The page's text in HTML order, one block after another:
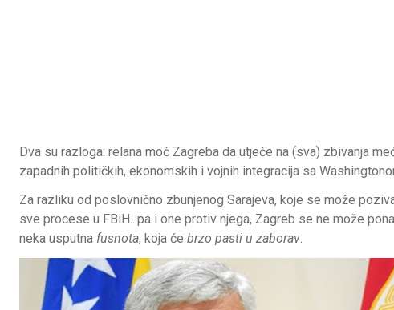
Dva su razloga: relana moć Zagreba da utječe na (sva) zbivanja
zapadnih političkih, ekonomskih i vojnih integracija sa
Za razliku od poslovnično zbunjenog Sarajeva, koje se može
sve procese u FBiH...pa i one protiv njega, Zagreb se ne može
neka usputna fusnota, koja će brzo pasti u zaborav.